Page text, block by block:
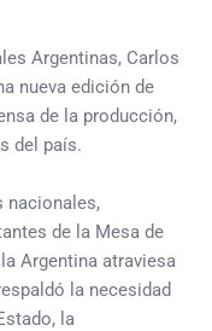
Argentinas, Carlos
nueva edición de
de la producción,
del país.
nacionales,
de la Mesa de
Argentina atraviesa
la necesidad
la